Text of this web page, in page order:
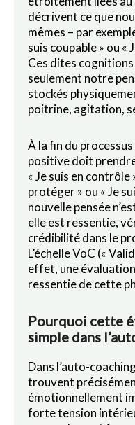
décrivent ce que
mêmes – par
suis coupable » ou «
Ces dites
seulement notre
stockés
poitrine, agitation,
À la fin du
positive doit
« Je suis en contrôle
protéger » ou « Je
nouvelle pensée
elle est ressentie,
crédibilité dans le
L’échelle VoC («
effet, une
ressentie de cette
Pourquoi cette
simple dans
Dans l’auto-
trouvent
émotionnellement
forte tension